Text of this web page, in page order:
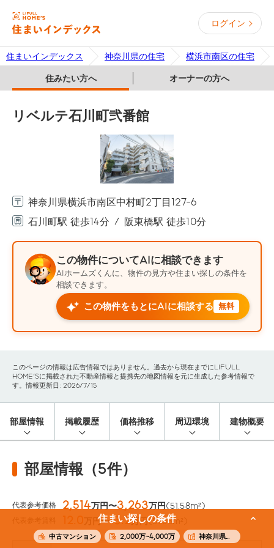
ログイン
住まいインデックス 神奈川県の住宅 横浜市南区の住宅
住みたい方へ オーナーの方へ
住まい探しの条件
中古マンション 2,000万~4,000万 神奈川県横浜市南区
リベルテ石川町弐番館
神奈川県横浜市南区中村町2丁目127-6
石川町駅 徒歩14分
阪東橋駅 徒歩10分
この物件についてAIに相談できます
AIホームズくんに、物件の見方や住まい探しの条件を
相談できます。
この物件をもとにAIに相談する 無料
このページの情報は広告情報ではありません。過去から現在までにLIFULL
HOME'Sに掲載された不動産情報と提携先の地図情報を元に生成した参考情報で
す。情報更新日: 2026/7/15
部屋情報 掲載履歴 価格推移 周辺環境 建物概要
部屋情報（5件）
代表参考価格 2,514万円〜3,263万円(51.58m²)
12.0 万円〜13.2万円(51.58m²)